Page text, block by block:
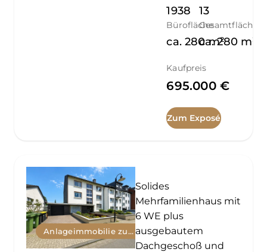
1938 13
Bürofläche
ca. 280 m²
Gesamtfläche
ca. 280 m²
Kaufpreis
695.000 €
Zum Exposé
Anlageimmobilie zum Kauf
Solides
Mehrfamilienhaus mit
6 WE plus
ausgebautem
Dachgeschoß und